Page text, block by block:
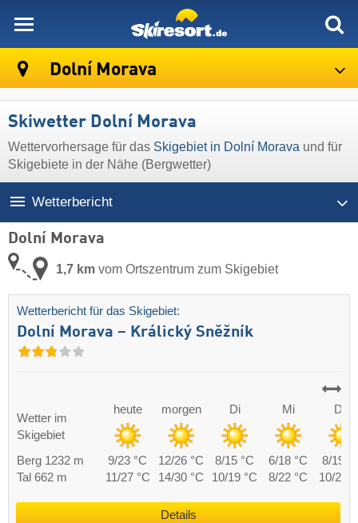
Dolní Morava
Skiwetter Dolní Morava
Wettervorhersage für das Skigebiet in Dolní Morava und für
Skigebiete in der Nähe (Bergwetter)
Wetterbericht
Dolní Morava
1,7 km vom Ortszentrum zum Skigebiet
Wetterbericht für das Skigebiet:
Dolní Morava – Králický Sněžník
Wetter im
Skigebiet
heute morgen Di Mi Do
Berg 1232 m 9/23 °C 12/26 °C 8/15 °C 6/18 °C
8/19
Tal 662 m
11/27 °C 14/30 °C 10/19 °C 8/22 °C 10/23
Details